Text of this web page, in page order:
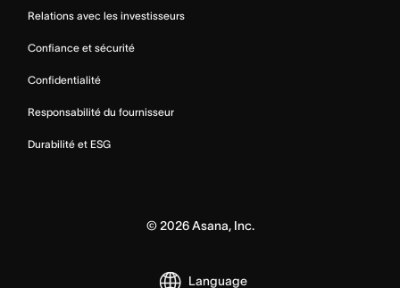
Relations avec les investisseurs
Confiance et sécurité
Confidentialité
Responsabilité du fournisseur
Durabilité et ESG
© 2026Asana, Inc.
Language